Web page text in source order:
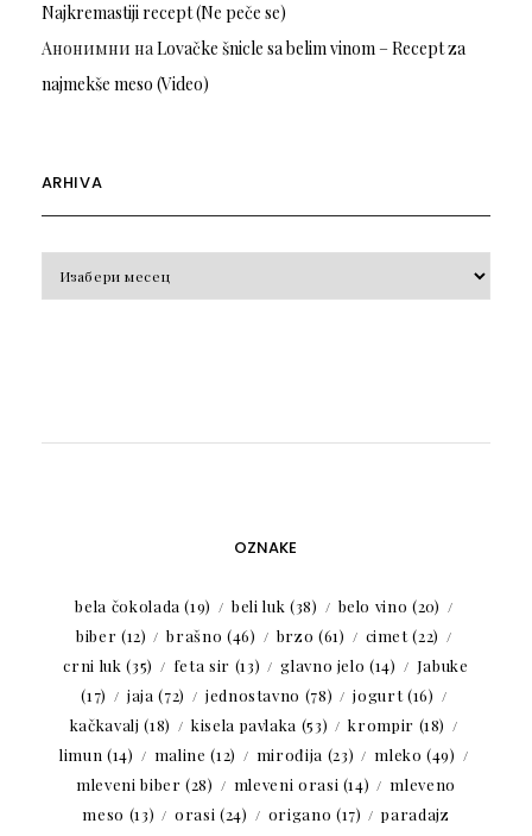
Najkremastiji recept (Ne peče se)
Анонимни наLovačke šnicle sa belim vinom – Recept za
najmekše meso (Video)
ARHIVA
OZNAKE
bela čokolada (19) beli luk (38) belo vino (20)
biber (12) brašno (46) brzo (61) cimet(22)
crni luk (35) feta sir (13) glavno jelo (14)
Jabuke
(17)
jaja (72) jednostavno (78) jogurt(16)
kačkavalj (18) kisela pavlaka (53) krompir (18)
limun (14) maline (12) mirođija (23) mleko (49)
mleveni biber (28) mleveni orasi (14)
mleveno
meso (13) orasi (24) origano (17)
paradajz